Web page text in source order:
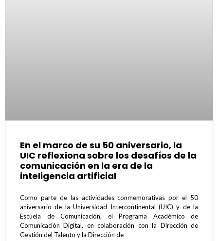
En el marco de su 50 aniversario, la
UIC reflexiona sobre los desafíos de la
comunicación en la era de la
inteligencia artificial
Como parte de las actividades conmemorativas por el 50
aniversario de la Universidad Intercontinental (UIC) y de la
Escuela de Comunicación, el Programa Académico de
Comunicación Digital, en colaboración con la Dirección de
Gestión del Talento y la Dirección de